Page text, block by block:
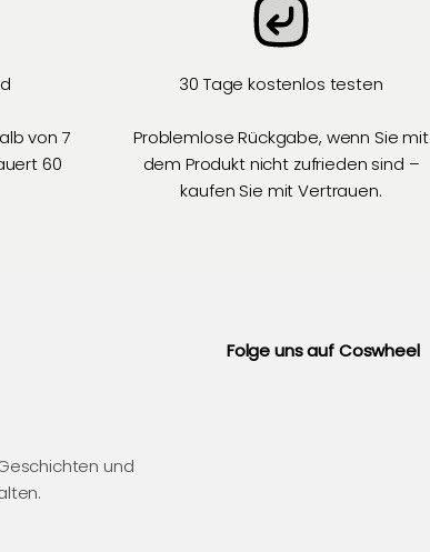
von 7
60
30 Tage kostenlos testen
Problemlose Rückgabe, wenn Sie mit
dem Produkt nicht zufrieden sind –
kaufen Sie mit Vertrauen.
und
Folge uns auf Coswheel